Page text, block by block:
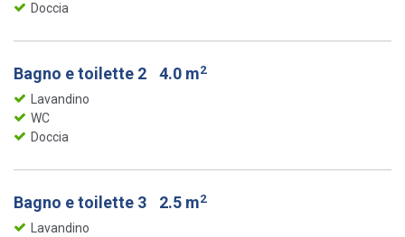
Doccia
Bagno e toilette 2 4.0 m2
Lavandino
WC
Doccia
Bagno e toilette 3 2.5 m2
Lavandino